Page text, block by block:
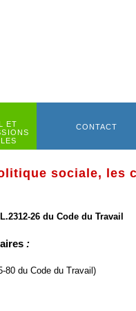
ET
CONTACT
sociale, les
26 du Code du Travail
:
80 du Code du Travail)